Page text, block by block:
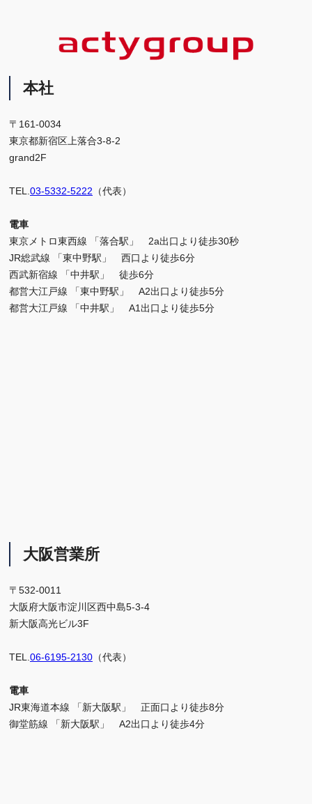
本社
〒161-0034
東京都新宿区上落合3-8-2
grand2F
TEL.03-5332-5222 （代表）
電車
東京メトロ東西線 「落合駅」 2a出口より徒歩30秒
JR総武線 「東中野駅」 西口より徒歩6分
西武新宿線 「中井駅」 徒歩6分
都営大江戸線 「東中野駅」 A2出口より徒歩5分
都営大江戸線 「中井駅」 A1出口より徒歩5分
大阪営業所
〒532-0011
大阪府大阪市淀川区西中島5-3-4
新大阪高光ビル3F
TEL. 06-6195-2130 （代表）
電車
JR東海道本線 「新大阪駅」 正面口より徒歩8分
御堂筋線 「新大阪駅」 A2出口より徒歩4分